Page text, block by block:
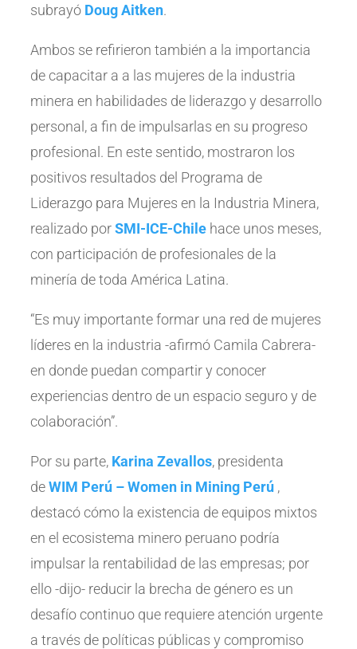
subrayó Doug Aitken.
Ambos se refirieron también a la importancia
de capacitar a a las mujeres de la industria
minera en habilidades de liderazgo y desarrollo
personal, a fin de impulsarlas en su progreso
profesional. En este sentido, mostraron los
positivos resultados del Programa de
Liderazgo para Mujeres en la Industria Minera,
realizado porSMI-ICE-Chile hace unos meses,
con participación de profesionales de la
minería de toda América Latina.
“Es muy importante formar una red de mujeres
líderes en la industria -afirmó Camila Cabrera-
en donde puedan compartir y conocer
experiencias dentro de un espacio seguro y de
colaboración”.
Por su parte, Karina Zevallos, presidenta
deWIM Perú – Women in Mining Perú ,
destacó cómo la existencia de equipos mixtos
en el ecosistema minero peruano podría
impulsar la rentabilidad de las empresas; por
ello -dijo- reducir la brecha de género es un
desafío continuo que requiere atención urgente
a través de políticas públicas y compromiso